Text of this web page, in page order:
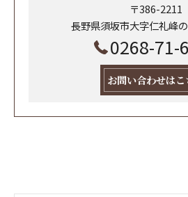
〒386-2211
長野県須坂市大字仁礼峰
0268-71-
お問い合わせはこ